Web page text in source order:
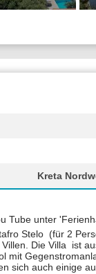
Kreta
Tube unter
Stelo (für 2
Die Villa ist
mit
sich auch einige